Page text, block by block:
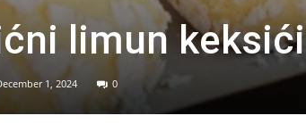
limun keksići
1, 2024 0